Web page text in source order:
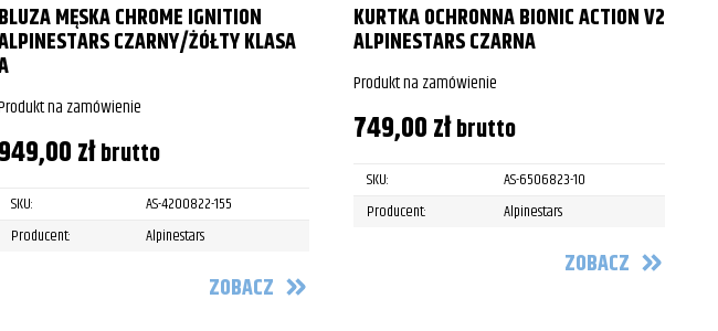
BLUZA MĘSKA CHROME IGNITION
CZARNY/ŻÓŁTY KLASA
na zamówienie
949,00złbrutto
SKU:
AS-4200822-155
Producent:
Alpinestars
ZOBACZ
KURTKA OCHRONNA BIONIC ACTION V2
ALPINESTARS CZARNA
Produkt na zamówienie
749,00złbrutto
SKU:
AS-6506823-10
Producent:
Alpinestars
ZOBACZ